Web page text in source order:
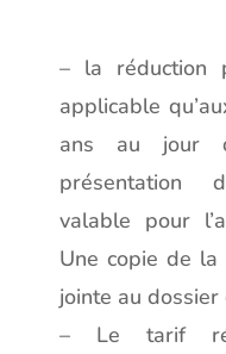
– la réduction
applicable
ans au jour
présentation
valable pour
Une copie de la
jointe au dossier
– Le tarif